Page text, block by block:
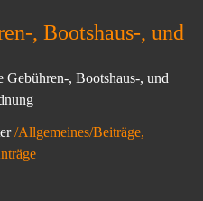
, Bootshaus-, und
Gebühren-, Bootshaus-, und
/Allgemeines/Beiträge,